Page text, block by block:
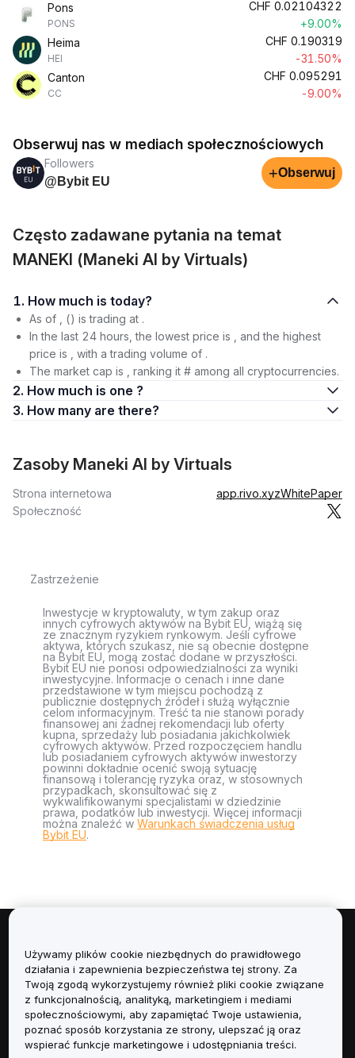
Pons
PONS
CHF 0.02104322
+9.00%
Heima
HEI
CHF 0.190319
-31.50%
Canton
CC
CHF 0.095291
-9.00%
Obserwuj nas w mediach społecznościowych
Followers
@Bybit EU
+Obserwuj
Często zadawane pytania na temat
MANEKI (Maneki AI by Virtuals)
1. How much is today?
As of , () is trading at .
In the last 24 hours, the lowest price is , and the highest
price is , with a trading volume of .
The market cap is , ranking it # among all cryptocurrencies.
2. How much is one ?
3. How many are there?
Zasoby Maneki AI by Virtuals
Strona internetowa app.rivo.xyzWhitePaper
Społeczność
Zastrzeżenie
Inwestycje w kryptowaluty, w tym zakup oraz
innych cyfrowych aktywów na Bybit EU, wiążą się
ze znacznym ryzykiem rynkowym. Jeśli cyfrowe
aktywa, których szukasz, nie są obecnie dostępne
na Bybit EU, mogą zostać dodane w przyszłości.
Bybit EU nie ponosi odpowiedzialności za wyniki
inwestycyjne. Informacje o cenach i inne dane
przedstawione w tym miejscu pochodzą z
publicznie dostępnych źródeł i służą wyłącznie
celom informacyjnym. Treść ta nie stanowi porady
finansowej ani żadnej rekomendacji lub oferty
kupna, sprzedaży lub posiadania jakichkolwiek
cyfrowych aktywów. Przed rozpoczęciem handlu
lub posiadaniem cyfrowych aktywów inwestorzy
powinni dokładnie ocenić swoją sytuację
finansową i tolerancję ryzyka oraz, w stosownych
przypadkach, skonsultować się z
wykwalifikowanymi specjalistami w dziedzinie
prawa, podatków lub inwestycji. Więcej informacji
można znaleźć w Warunkach świadczenia usług
Bybit EU.
Informacje
Usługi
Obsługa Klienta
Używamy plików cookie niezbędnych do prawidłowego
działania i zapewnienia bezpieczeństwa tej strony. Za
Twoją zgodą wykorzystujemy również pliki cookie związane
z funkcjonalnością, analityką, marketingiem i mediami
społecznościowymi, aby zapamiętać Twoje ustawienia,
poznać sposób korzystania ze strony, ulepszać ją oraz
wspierać funkcje marketingowe i udostępniania treści.